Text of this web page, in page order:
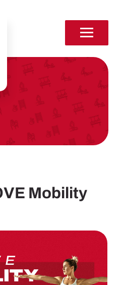
Home
Leistungen
CranioSacrale Therapie
Inhalationstherapie
Mobility